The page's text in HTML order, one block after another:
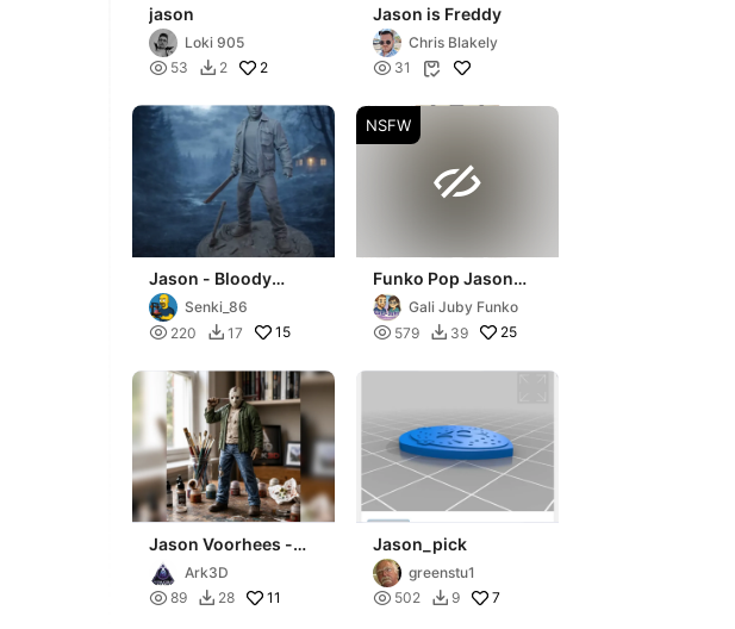
jason
Loki 905
 53  2 2
Jason is Freddy
Chris Blakely
 31 
Jason - Bloody
Murder - Friday The
13ThSenki_86
 220  17 15
NSFW

Funko Pop Jason
voorhees - Friday
the 13thGali Juby Funko
 579  39 25
Jason Voorhees -
Friday the 13th
Ark3D
 89  28 11
Jason_pick
greenstu1
 502  9 7